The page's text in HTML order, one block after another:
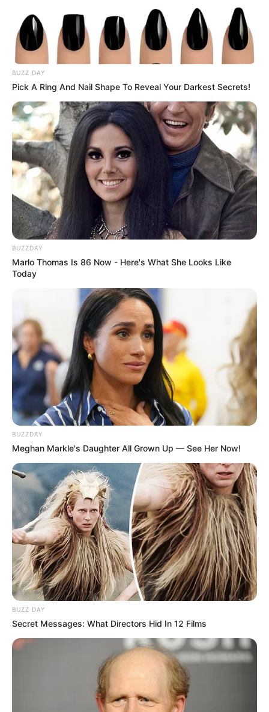
BUZZ DAY
Pick A Ring And Nail Shape To Reveal Your Darkest Secrets!
BUZZDAY
Marlo Thomas Is 86 Now - Here's What She Looks Like
Today
BUZZDAY
Meghan Markle's Daughter All Grown Up — See Her Now!
BUZZ DAY
Secret Messages: What Directors Hid In 12 Films